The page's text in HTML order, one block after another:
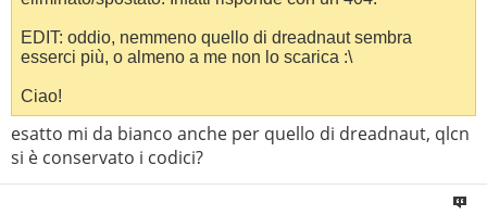
EDIT: oddio, nemmeno quello di dreadnaut sembra
esserci più, o almeno a me non lo scarica :\
Ciao!
esatto mi da bianco anche per quello di dreadnaut, qlcn
si è conservato i codici?